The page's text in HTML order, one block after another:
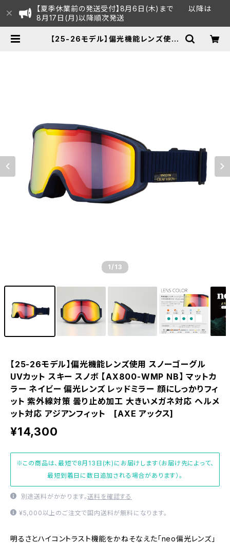
【夏季休業前の発送受付】8月6日(木)まで 以降は
8月17日(月)以降順次発送
【25-26モデル】偏光機能レンズ使用
1 /13
【25-26モデル】偏光機能レンズ使用 スノーゴーグル
UVカット スキー スノボ 【AX800-WMP NB】 マットカ
ラー ネイビー 偏光レンズ レッドミラー 顔にしっかりフィ
ット 紫外線対策 曇り止め加工 大きいメガネ対応 ヘルメ
ット対応 アジアンフィット [AXE アックス]
¥14,300
※この商品は、最短で8月13日(木)にお届けします（お届け先によって、
最短到着日に数日追加される場合があります）。
別途送料がかかります。送料を確認する
¥5,000以上のご注文で国内送料が無料になります。
明るさとハイコントラスト機能をかねそなえた「neo偏光レンズ」